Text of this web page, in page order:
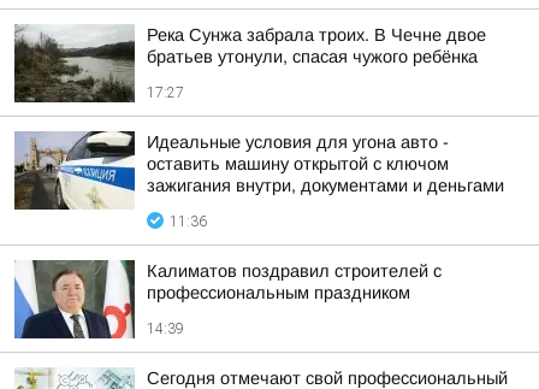
Река Сунжа забрала троих. В Чечне двое
братьев утонули, спасая чужого ребёнка
17:27
Идеальные условия для угона авто -
оставить машину открытой с ключом
зажигания внутри, документами и деньгами
11:36
Калиматов поздравил строителей с
профессиональным праздником
14:39
Сегодня отмечают свой профессиональный